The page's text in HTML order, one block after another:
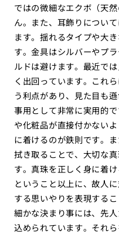
ではの微細なエクボ（天
ん。また、耳飾りについ
ます。揺れるタイプや大
す。金具はシルバーやプ
ルドは避けます。最近で
く出回っています。これ
う利点があり、見た目も
事用として非常に実用的
や化粧品が直接付かない
に着けるのが鉄則です。
拭き取ることで、大切な
す。真珠を正しく身に着
ということ以上に、故人
する思いやりを表現する
細かな決まり事には、先
込められています。それ